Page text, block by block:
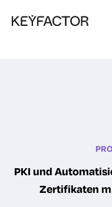
PKI und
Zertifikaten